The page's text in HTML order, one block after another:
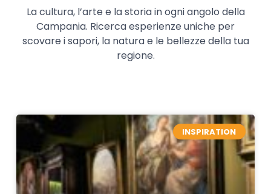
La cultura, l’arte e la storia in ogni angolo della
Campania. Ricerca esperienze uniche per
scovare i sapori, la natura e le bellezze della tua
regione.
INSPIRATION